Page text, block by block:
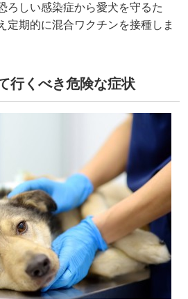
ろしい感染症から愛犬を守るた
定期的に混合ワクチンを接種しま
行くべき危険な症状